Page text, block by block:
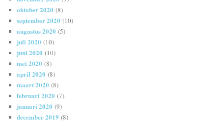
oktober 2020 (8)
september 2020 (10)
augustus 2020 (5)
juli 2020 (10)
juni 2020 (10)
mei 2020 (8)
april 2020 (8)
maart 2020 (8)
februari 2020 (7)
januari 2020 (9)
december 2019 (8)